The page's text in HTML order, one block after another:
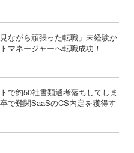
ながら頑張った転職」未経験か
マネージャーへ転職成功！
で約50社書類選考落ちしてしま
で難関SaaSのCS内定を獲得す